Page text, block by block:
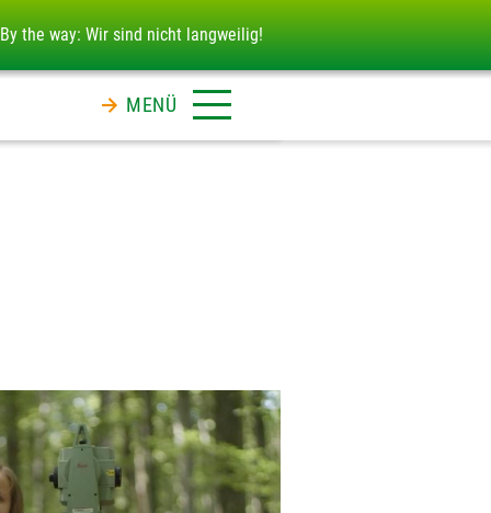
By the way: Wir sind nicht langweilig!
MENÜ